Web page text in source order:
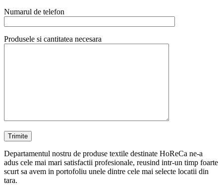
Numarul de telefon
Produsele si cantitatea necesara
Departamentul nostru de produse textile destinate HoReCa ne-a
adus cele mai mari satisfactii profesionale, reusind intr-un timp foarte
scurt sa avem in portofoliu unele dintre cele mai selecte locatii din
tara.